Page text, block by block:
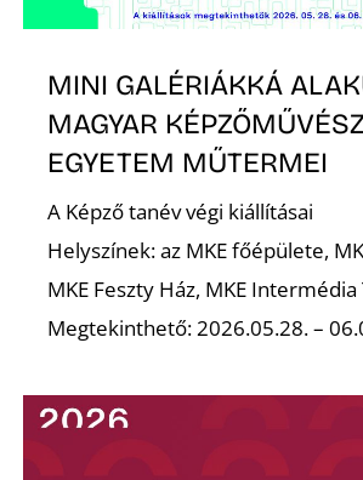
MINI GALÉRIÁKKÁ
MAGYAR
EGYETEM MŰTERMEI
A Képző tanév végi kiállításai
Helyszínek: az MKE főépülete,
MKE Feszty Ház, MKE Intermédia
Megtekinthető: 2026.05.28. –